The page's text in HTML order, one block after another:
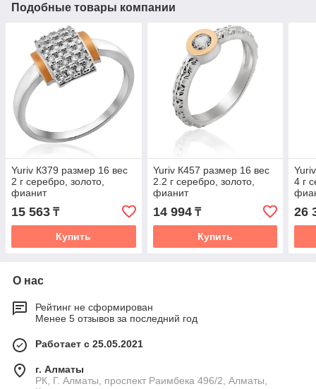
Подобные товары компании
Yuriv К379 размер 16 вес
2 г серебро, золото,
фианит
15 563 ₸
Купить
Yuriv К457 размер 16 вес
2.2 г серебро, золото,
фианит
14 994₸
Купить
4 г
26
О нас
Рейтинг не сформирован
Менее 5 отзывов за последний год
Работает с 25.05.2021
г. Алматы
РК, Г. Алматы, проспект Раимбека 496/2, Алматы,